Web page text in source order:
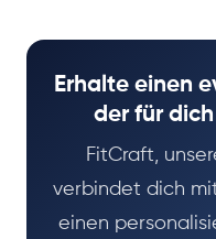
Erhalte einen
der für
FitCraft,
verbindet dich
einen